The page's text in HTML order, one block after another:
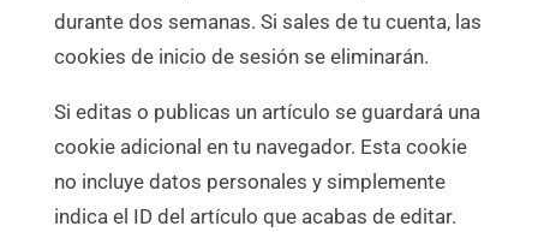
durante dos semanas. Si sales de tu cuenta, las
cookies de inicio de sesión se eliminarán.
Si editas o publicas un artículo se guardará una
cookie adicional en tu navegador. Esta cookie
no incluye datos personales y simplemente
indica el ID del artículo que acabas de editar.